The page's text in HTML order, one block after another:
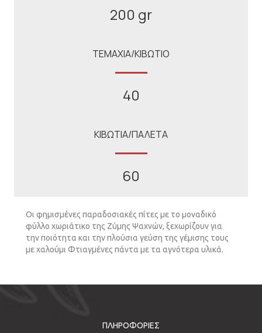
200 gr
ΤΕΜΑΧΙΑ/ΚΙΒΩΤΙΟ
40
ΚΙΒΩΤΙΑ/ΠΑΛΕΤΑ
60
Οι φηµισµένες παραδοσιακές πίτες µε το µοναδικό
φύλλο χωριάτικο της Ζύµης Ψαχνών, ξεχωρίζουν για
την ποιότητα και την πλούσια γεύση της γέµισης τους
με χαλούμι Φτιαγµένες πάντα µε τα αγνότερα υλικά.
ΠΛΗΡΟΦΟΡΙΕΣ